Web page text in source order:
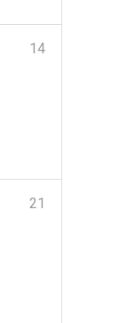
14
21